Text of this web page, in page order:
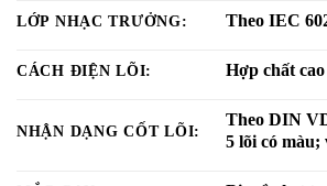
LỚP NHẠC TRƯỞNG: Theo IEC
CÁCH ĐIỆN LÕI: Hợp chất cao
NHẬN DẠNG CỐT LÕI:
Theo DIN
5 lõi có